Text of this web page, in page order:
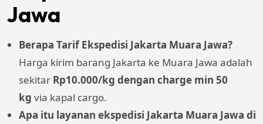
Jawa
Berapa Tarif Ekspedisi Jakarta Muara Jawa?
Harga kirim barang Jakarta ke Muara Jawa adalah
sekitar Rp10.000/kg dengan charge min 50
kg via kapal cargo.
Apa itu layanan ekspedisi Jakarta Muara Jawa di